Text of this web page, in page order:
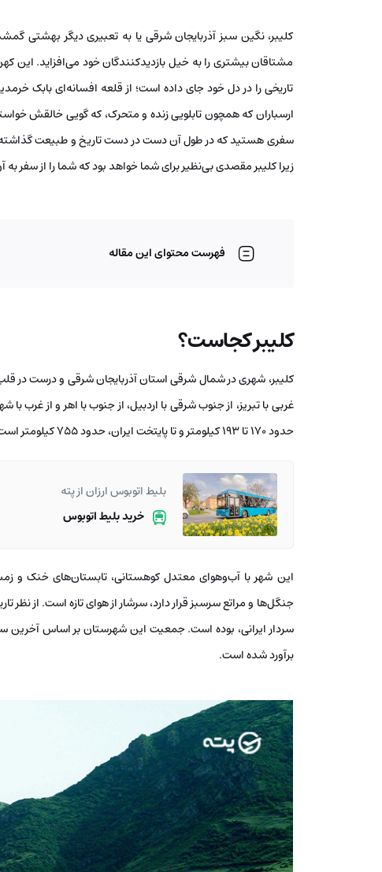
کلیبر، نگین سبز آذربایجان شرقی یا به تعبیری دیگر بهشتی
مشتاقان بیشتری را به خیل بازدیدکنندگان خود می‌افزاید. این
تاریخی را در دل خود جای داده است؛ از قلعه افسانه‌ای بابک
ارسباران که همچون تابلویی زنده و متحرک، که گویی خالقش
سفری هستید که در طول آن دست در دست تاریخ و طبیعت گذاشته و
زیرا کلیبر مقصدی بی‌نظیر برای شما خواهد بود که شما را از سفر به
فهرست محتوای این مقاله
کلیبر کجاست؟
کلیبر، شهری در شمال شرقی استان آذربایجان شرقی و درست در
غربی با تبریز، از جنوب شرقی با اردبیل، از جنوب با اهر و از غرب
حدود 170 تا 193 کیلومتر و تا پایتخت ایران، حدود 755 کیلومتر است.
بلیط اتوبوس ارزان از پته
خرید بلیط اتوبوس
این شهر با آب‌وهوای معتدل کوهستانی، تابستان‌های خنک و
جنگل‌ها و مراتع سرسبز قرار دارد، سرشار از هوای تازه است. از نظر
برآورد شده است.